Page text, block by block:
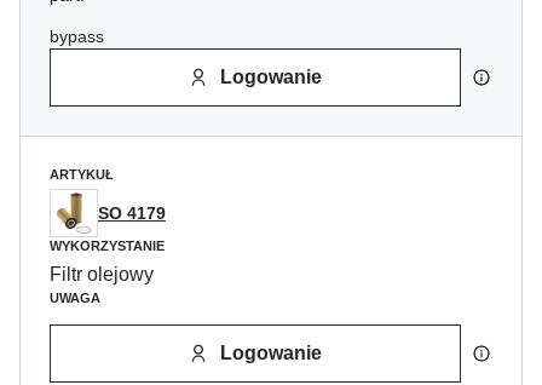
bypass
Logowanie
ARTYKUŁ
SO 4179
WYKORZYSTANIE
Filtr olejowy
UWAGA
Logowanie